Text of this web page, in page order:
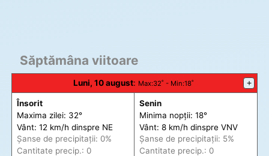
Săptămâna viitoare
Luni, 10 august: Max:32˚ - Min:18˚ +
Însorit
Maxima zilei: 32°
Vânt: 12 km/h dinspre NE
Șanse de precipitații: 0%
Cantitate precip.: 0
Senin
Minima nopții: 18°
Vânt: 8 km/h dinspre VNV
Șanse de precipitații: 5%
Cantitate precip.: 0